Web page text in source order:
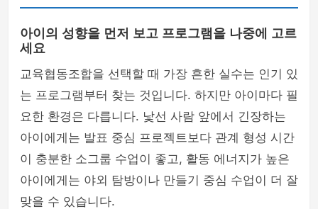
아이의 성향을 먼저 보고 프로그램을 나중에 고르
세요
교육협동조합을 선택할 때 가장 흔한 실수는 인기 있
는 프로그램부터 찾는 것입니다. 하지만 아이마다 필
요한 환경은 다릅니다. 낯선 사람 앞에서 긴장하는
아이에게는 발표 중심 프로젝트보다 관계 형성 시간
이 충분한 소그룹 수업이 좋고, 활동 에너지가 높은
아이에게는 야외 탐방이나 만들기 중심 수업이 더 잘
맞을 수 있습니다.